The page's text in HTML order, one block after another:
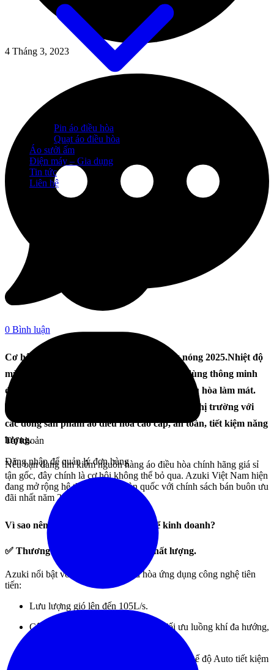
Pin áo điều hòa
Quạt áo điều hòa
Áo sưởi ấm
Điện máy – Gia dụng
Tin tức
Liên hệ
Tài khoản
Đăng nhập để quản lý đơn hàng
4 Tháng 3, 2023
0 Bình luận
Cơ hội vàng cho nhà phân phối mùa nắng nóng 2025.Nhiệt độ
mùa hè tăng cao kỷ lục cùng xu hướng tiêu dùng thông minh
đã thúc đẩy mạnh mẽ nhu cầu sử dụng áo điều hòa làm mát.
Trong đó, Azuki – thương hiệu đang dẫn đầu thị trường với
các dòng sản phẩm áo điều hòa cao cấp, an toàn, tiết kiệm năng
lượng.
Nếu bạn đang tìm kiếm nguồn hàng áo điều hòa chính hãng giá sỉ
tận gốc, đây chính là cơ hội không thể bỏ qua. Azuki Việt Nam hiện
đang mở rộng hệ thống đại lý toàn quốc với chính sách bán buôn ưu
đãi nhất năm 2025.
Vì sao nên chọn áo điều hòa Azuki để kinh doanh?
✅ Thương hiệu uy tín – sản phẩm chất lượng.
Azuki nổi bật với các dòng áo điều hòa ứng dụng công nghệ tiên
tiến:
Lưu lượng gió lên đến 105L/s.
Công nghệ trục quay 360 độ giúp Tối ưu luồng khí đa hướng,
Pin High Power Core: Dung lượng cao, chế độ Auto tiết kiệm